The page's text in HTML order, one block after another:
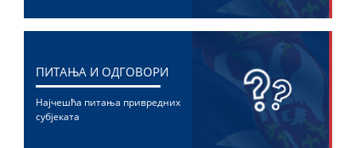
ПИТАЊА И ОДГОВОРИ
Најчешћа питања привредних
субјеката